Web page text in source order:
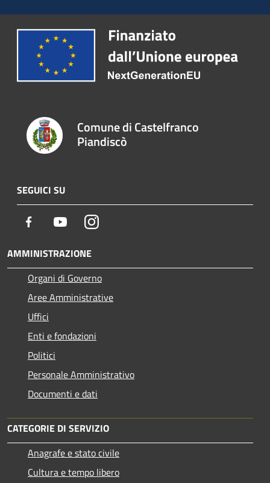
Comune di Castelfranco
Piandiscò
SEGUICI SU
Facebook YoutubeInstagram
AMMINISTRAZIONE
Organi di Governo
Aree Amministrative
Uffici
Enti e fondazioni
Politici
Personale Amministrativo
Documenti e dati
CATEGORIE DI SERVIZIO
Anagrafe e stato civile
Cultura e tempo libero